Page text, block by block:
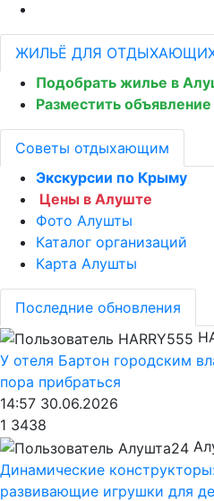
ЖИЛЬЁ ДЛЯ
Подобрать жилье в
Разместить объявление
Советы отдыхающим
Экскурсии по Крыму
Цены в Алуште
Фото Алушты
Каталог организаций
Карта Алушты
Последние обновления
У отеля Бартон городским
пора прибраться
14:57 30.06.2026
1 3438
Динамические
развивающие игрушки для